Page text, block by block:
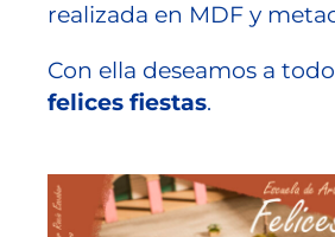
realizada en MDF y
Con ella deseamos a
felices fiestas.